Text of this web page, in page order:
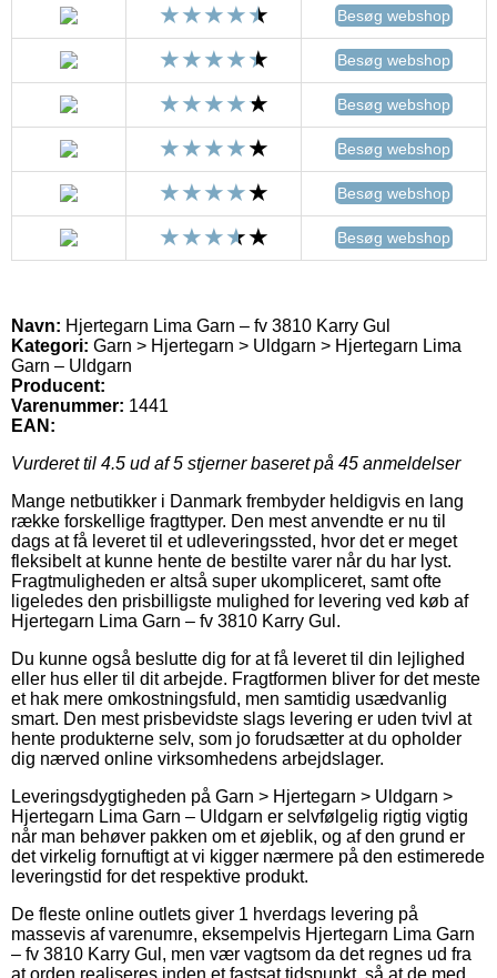
Besøg webshop
Besøg webshop
Besøg webshop
Besøg webshop
Besøg webshop
Besøg webshop
Navn: Hjertegarn Lima Garn – fv 3810 Karry Gul
Kategori: Garn > Hjertegarn > Uldgarn > Hjertegarn Lima
Garn – Uldgarn
Producent:
Varenummer: 1441
EAN:
Vurderet til 4.5 ud af 5 stjerner baseret på 45 anmeldelser
Mange netbutikker i Danmark frembyder heldigvis en lang
række forskellige fragttyper. Den mest anvendte er nu til
dags at få leveret til et udleveringssted, hvor det er meget
fleksibelt at kunne hente de bestilte varer når du har lyst.
Fragtmuligheden er altså super ukompliceret, samt ofte
ligeledes den prisbilligste mulighed for levering ved køb af
Hjertegarn Lima Garn – fv 3810 Karry Gul.
Du kunne også beslutte dig for at få leveret til din lejlighed
eller hus eller til dit arbejde. Fragtformen bliver for det meste
et hak mere omkostningsfuld, men samtidig usædvanlig
smart. Den mest prisbevidste slags levering er uden tvivl at
hente produkterne selv, som jo forudsætter at du opholder
dig nærved online virksomhedens arbejdslager.
Leveringsdygtigheden på Garn > Hjertegarn > Uldgarn >
Hjertegarn Lima Garn – Uldgarn er selvfølgelig rigtig vigtig
når man behøver pakken om et øjeblik, og af den grund er
det virkelig fornuftigt at vi kigger nærmere på den estimerede
leveringstid for det respektive produkt.
De fleste online outlets giver 1 hverdags levering på
massevis af varenumre, eksempelvis Hjertegarn Lima Garn
– fv 3810 Karry Gul, men vær vagtsom da det regnes ud fra
at orden realiseres inden et fastsat tidspunkt, så at de med